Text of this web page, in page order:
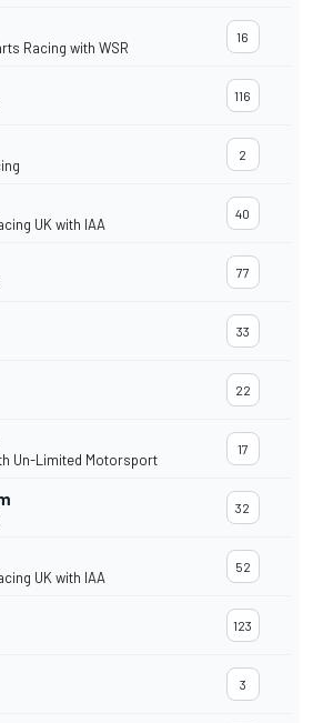
Racing with WSR
16
116
2
UK with IAA
40
77
33
22
Un-Limited Motorsport
17
32
UK with IAA
52
123
3